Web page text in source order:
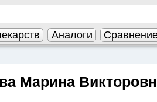
Аналоги
Марина